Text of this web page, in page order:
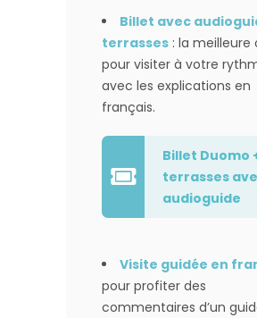
Billet avec
terrasses : la meilleure
pour visiter à votre
avec les explications en
français.
Billet Duomo
terrasses
audioguide
Visite guidée en
pour profiter des
commentaires d’un